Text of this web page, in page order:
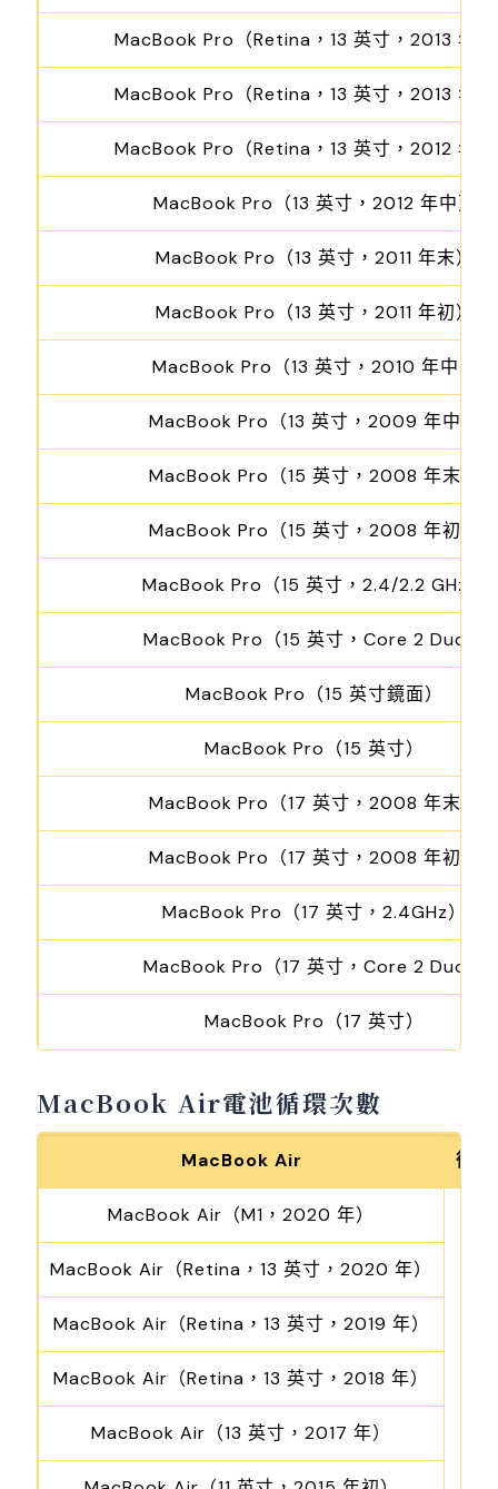
MacBook Pro（Retina，13 英寸，2013 年
MacBook Pro（Retina，13 英寸，2013 年
MacBook Pro（Retina，13 英寸，2012 年
MacBook Pro（13 英寸，2012 年中）
MacBook Pro（13 英寸，2011 年末）
MacBook Pro（13 英寸，2011 年初）
MacBook Pro（13 英寸，2010 年中）
MacBook Pro（13 英寸，2009 年中）
MacBook Pro（15 英寸，2008 年末）
MacBook Pro（15 英寸，2008 年初）
MacBook Pro（15 英寸，2.4/2.2 GHz）
MacBook Pro（15 英寸，Core 2 Duo）
MacBook Pro（15 英寸鏡面）
MacBook Pro（15 英寸）
MacBook Pro（17 英寸，2008 年末）
MacBook Pro（17 英寸，2008 年初）
MacBook Pro（17 英寸，2.4GHz）
MacBook Pro（17 英寸，Core 2 Duo）
MacBook Pro（17 英寸）
MacBook Air電池循環次數
MacBook Air 循
MacBook Air（M1，2020 年）
MacBook Air（Retina，13 英寸，2020 年）
MacBook Air（Retina，13 英寸，2019 年）
MacBook Air（Retina，13 英寸，2018 年）
MacBook Air（13 英寸，2017 年）